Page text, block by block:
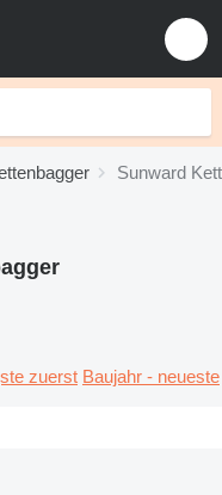
Sunward
zuerst Baujahr - neueste